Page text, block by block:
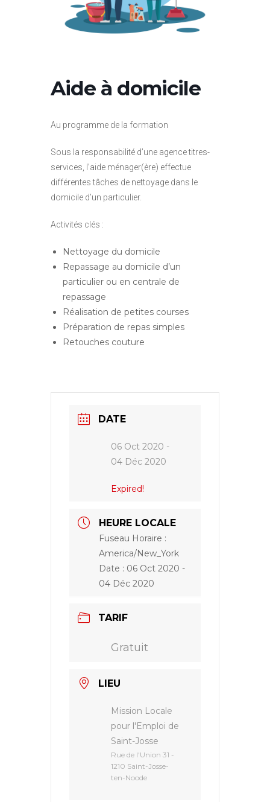
Aide à domicile
Au programme de la formation
Sous la responsabilité d’une agence titres-
services, l’aide ménager(ère) effectue
différentes tâches de nettoyage dans le
domicile d’un particulier.
Activités clés :
Nettoyage du domicile
Repassage au domicile d’un
particulier ou en centrale de
repassage
Réalisation de petites courses
Préparation de repas simples
Retouches couture
DATE
06 Oct 2020 -
04 Déc 2020
Expired!
HEURE LOCALE
Fuseau Horaire :
America/New_York
Date : 06 Oct 2020 -
04 Déc 2020
TARIF
Gratuit
LIEU
Mission Locale
pour l'Emploi de
Saint-Josse
Rue de l'Union 31 -
1210 Saint-Josse-
ten-Noode